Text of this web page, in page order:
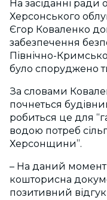
На засіданні
Херсонського
Єгор Коваленко
забезпечення
Північно-
було споруджено
За словами
почнеться
робиться це для
водою потреб
Херсонщини”.
– На даний
кошторисна
позитивний